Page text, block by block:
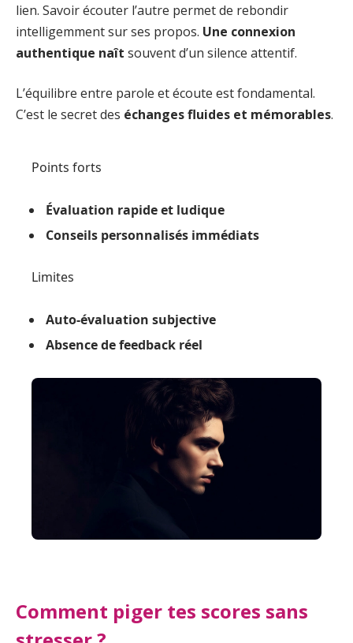
lien. Savoir écouter l’autre permet de rebondir
intelligemment sur ses propos. Une connexion
authentique naît souvent d’un silence attentif.
L’équilibre entre parole et écoute est fondamental.
C’est le secret des échanges fluides et mémorables.
Points forts
Évaluation rapide et ludique
Conseils personnalisés immédiats
Limites
Auto-évaluation subjective
Absence de feedback réel
Comment piger tes scores sans